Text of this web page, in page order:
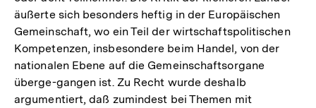
äußerte sich besonders heftig in der Europäischen
Gemeinschaft, wo ein Teil der wirtschaftspolitischen
Kompetenzen, insbesondere beim Handel, von der
nationalen Ebene auf die Gemeinschaftsorgane
überge-gangen ist. Zu Recht wurde deshalb
argumentiert, daß zumindest bei Themen mit